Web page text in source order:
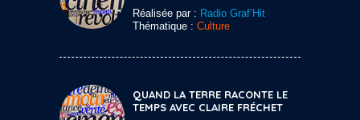
Réalisée par : Radio Graf’Hit
Thématique : Culture
QUAND LA TERRE RACONTE LE
TEMPS AVEC CLAIRE FRÉCHET